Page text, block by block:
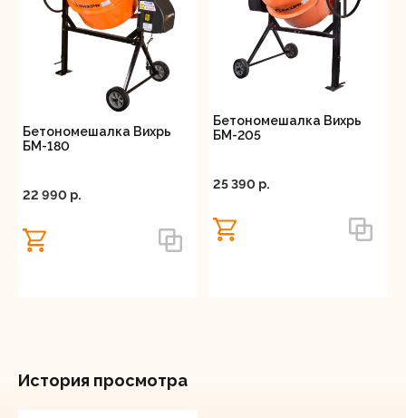
Бетономешалка Вихрь БМ-230П представляет
собой функциональное и удобное решение для
проведения масштабных строительных работ,
сочетающее современные технологии,
безопасность и практичность.
Бетономешалка Вихрь
БМ-180
22 990 p.
Бетономешалка Вихрь
БМ-205
25 390 p.
История просмотра